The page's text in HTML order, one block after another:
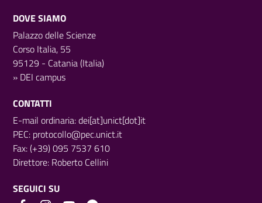
DOVE SIAMO
Palazzo delle Scienze
Corso Italia, 55
95129 - Catania (Italia)
» DEI campus
CONTATTI
E-mail ordinaria: dei[at]unict[dot]it
PEC: protocollo@pec.unict.it
Fax: (+39) 095 7537 610
Direttore: Roberto Cellini
SEGUICI SU